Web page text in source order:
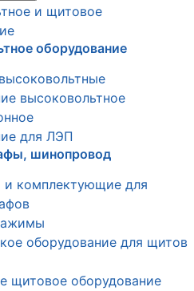
и щитовое
оборудование
высоковольтное
для ЛЭП
шинопровод
и комплектующие для
оборудование для щитов
щитовое оборудование